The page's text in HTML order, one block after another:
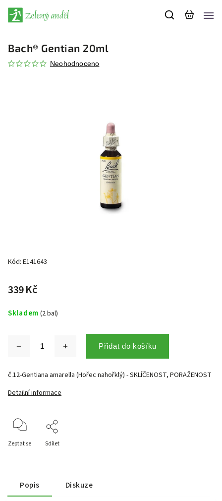
Bach® Gentian 20ml
Neohodnoceno
Kód: E141643
339 Kč
Skladem (2 bal)
Přidat do košíku
č.12-Gentiana amarella (Hořec nahořklý) - SKLÍČENOST, PORAŽENOST
Detailní informace
Zeptat se Sdílet
Popis Diskuze